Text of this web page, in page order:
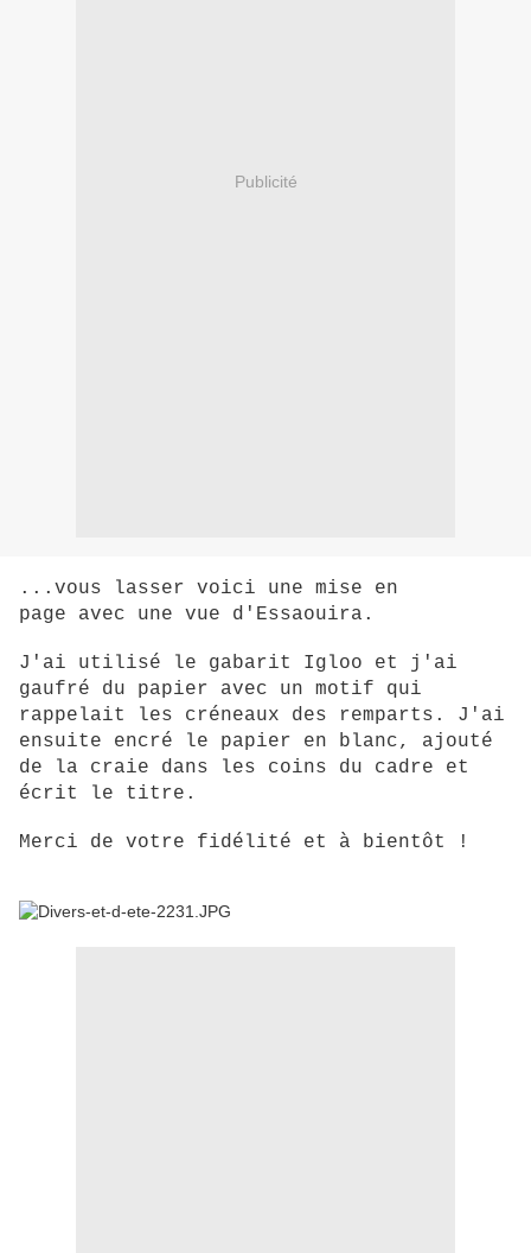
Publicité
...vous lasser voici une mise en
page avec une vue d'Essaouira.
J'ai utilisé le gabarit Igloo et j'ai
gaufré du papier avec un motif qui
rappelait les créneaux des remparts. J'ai
ensuite encré le papier en blanc, ajouté
de la craie dans les coins du cadre et
écrit le titre.
Merci de votre fidélité et à bientôt !